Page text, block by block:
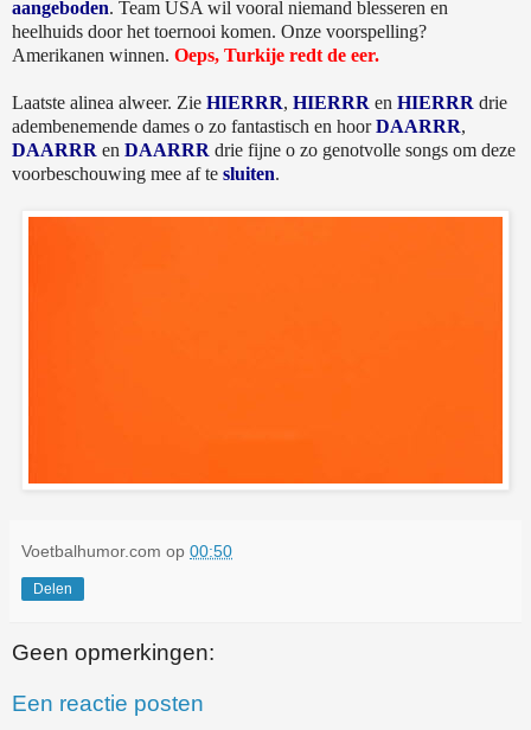
aangeboden. Team USA wil vooral niemand blesseren en
heelhuids door het toernooi komen. Onze voorspelling?
Amerikanen winnen. Oeps, Turkije redt de eer.
Laatste alinea alweer. Zie HIERRR, HIERRR en HIERRR drie
adembenemende dames o zo fantastisch en hoorDAARRR,
DAARRR en DAARRR drie fijne o zo genotvolle songs om deze
voorbeschouwing mee af te sluiten.
Voetbalhumor.com op 00:50
Delen
Geen opmerkingen:
Een reactie posten